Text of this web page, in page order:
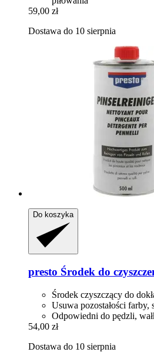
59,00 zł
Dostawa do 10 sierpnia
Do koszyka
presto Środek do
Środek czyszczący do
Usuwa pozostałości farby,
Odpowiedni do pędzli,
54,00 zł
Dostawa do 10 sierpnia